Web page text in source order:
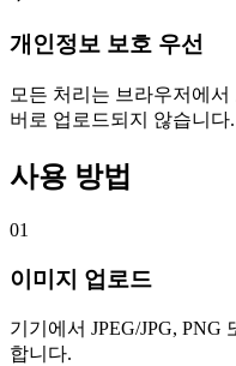
개인정보 보호 우선
모든 처리는 브라우저에
버로 업로드되지 않습니다.
사용 방법
01
이미지 업로드
기기에서 JPEG/JPG, PNG
합니다.